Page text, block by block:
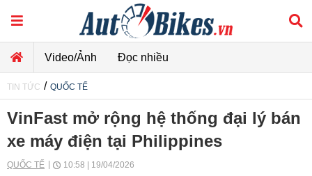
Video/Ảnh Đọc nhiều
TIN TỨC / QUỐC TẾ
VinFast mở rộng hệ thống đại lý bán
xe máy điện tại Philippines
QUỐC TẾ 10:58 | 19/04/2026